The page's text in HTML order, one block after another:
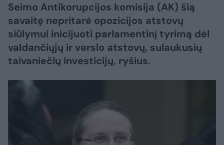
Seimo Antikorupcijos komisija (AK) šią
savaitę nepritarė opozicijos atstovų
siūlymui inicijuoti parlamentinį tyrimą dėl
valdančiųjų ir verslo atstovų, sulaukusių
taivaniečių investicijų, ryšius.